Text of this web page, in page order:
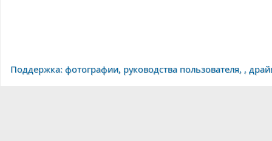
Поддержка: фотографии, руководства пользователя, ,